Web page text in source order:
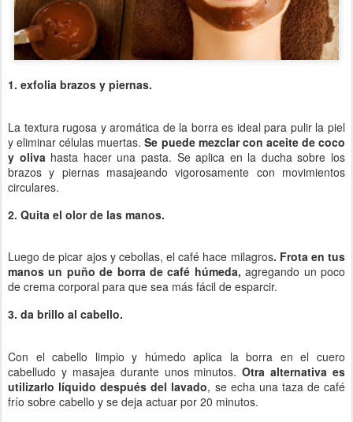
1. exfolia brazos y piernas.
La textura rugosa y aromática de la borra es ideal para pulir la piel
y eliminar células muertas.Se puede mezclar con aceite de coco
y oliva hasta hacer una pasta. Se aplica en la ducha sobre los
brazos y piernas masajeando vigorosamente con movimientos
circulares.
2. Quita el olor de las manos.
Luego de picar ajos y cebollas, el café hace milagros. Frota en tus
manos un puño de borra de café húmeda, agregando un poco
de crema corporal para que sea más fácil de esparcir.
3. da brillo al cabello.
Con el cabello limpio y húmedo aplica la borra en el cuero
cabelludo y masajea durante unos minutos.Otra alternativa es
utilizarlo líquido después del lavado, se echa una taza de café
frío sobre cabello y se deja actuar por 20 minutos.